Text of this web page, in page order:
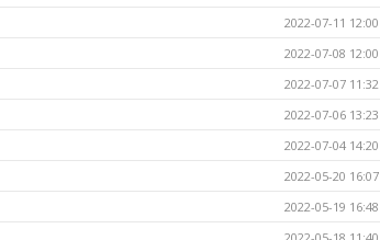
2022-07-11 12:00
2022-07-08 12:00
2022-07-07 11:32
2022-07-06 13:23
2022-07-04 14:20
2022-05-20 16:07
2022-05-19 16:48